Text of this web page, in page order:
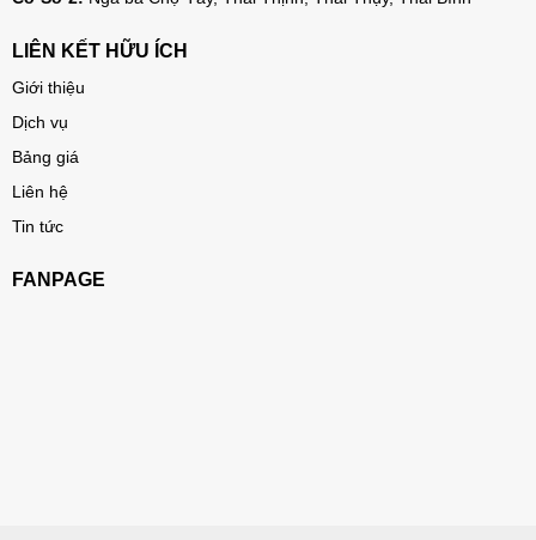
LIÊN KẾT HỮU ÍCH
Giới thiệu
Dịch vụ
Bảng giá
Liên hệ
Tin tức
FANPAGE